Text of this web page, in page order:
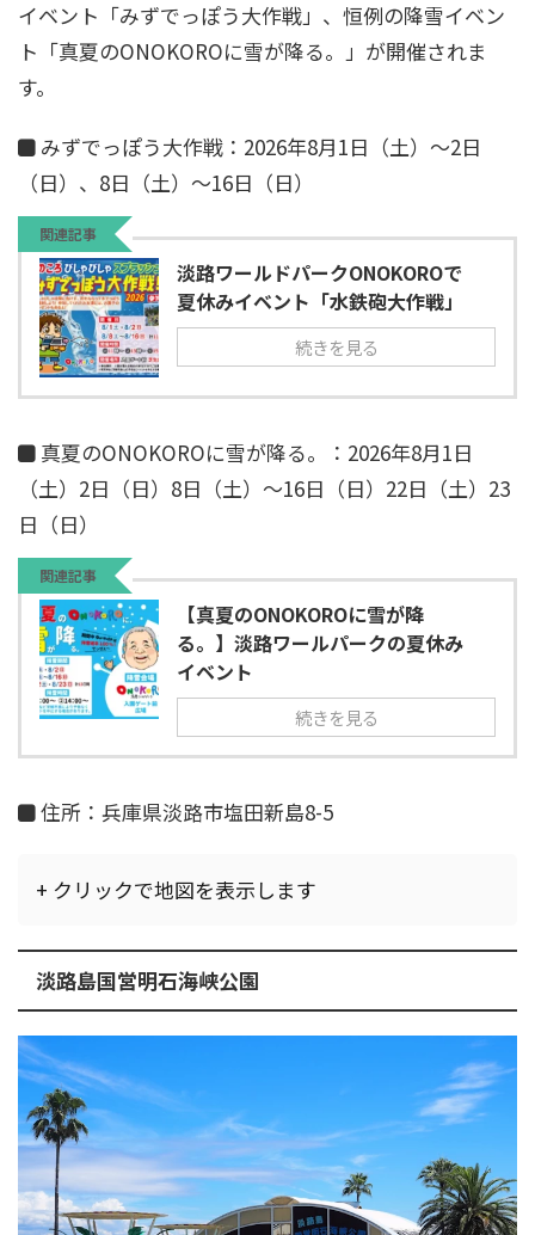
イベント「みずでっぽう大作戦」、恒例の降雪イベン
ト「真夏のONOKOROに雪が降る。」が開催されま
す。
みずでっぽう大作戦：2026年8月1日（土）～2日
（日）、8日（土）～16日（日）
関連記事
淡路ワールドパークONOKOROで
夏休みイベント「水鉄砲大作戦」
続きを見る
真夏のONOKOROに雪が降る。：2026年8月1日
（土）2日（日）8日（土）～16日（日）22日（土）23
日（日）
関連記事
【真夏のONOKOROに雪が降
る。】淡路ワールパークの夏休み
イベント
続きを見る
住所：兵庫県淡路市塩田新島8-5
+ クリックで地図を表示します
淡路島国営明石海峡公園